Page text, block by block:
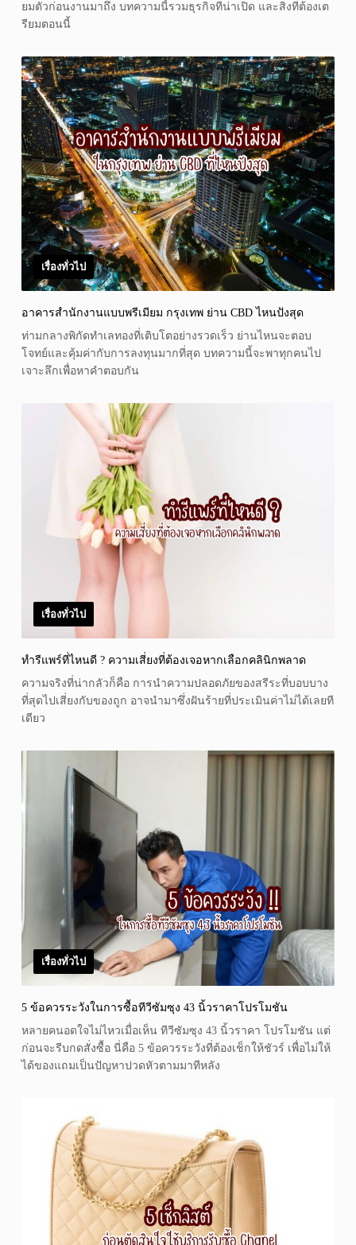
ยมตัวก่อนงานมาถึง บทความนี้รวมธุรกิจที่น่าเปิด และสิ่งที่ต้องเต
รียมตอนนี้
เรื่องทั่วไป
อาคารสำนักงานแบบพรีเมียม กรุงเทพ ย่าน CBD ไหนปังสุด
ท่ามกลางพิกัดทำเลทองที่เติบโตอย่างรวดเร็ว ย่านไหนจะตอบ
โจทย์และคุ้มค่ากับการลงทุนมากที่สุด บทความนี้จะพาทุกคนไป
เจาะลึกเพื่อหาคำตอบกัน
เรื่องทั่วไป
ทำรีแพร์ที่ไหนดี ? ความเสี่ยงที่ต้องเจอหากเลือกคลินิกพลาด
ความจริงที่น่ากลัวก็คือ การนำความปลอดภัยของสรีระที่บอบบาง
ที่สุดไปเสี่ยงกับของถูก อาจนำมาซึ่งฝันร้ายที่ประเมินค่าไม่ได้เลยที
เดียว
เรื่องทั่วไป
5 ข้อควรระวังในการซื้อทีวีซัมซุง 43 นิ้วราคาโปรโมชัน
หลายคนอดใจไม่ไหวเมื่อเห็น ทีวีซัมซุง 43 นิ้วราคา โปรโมชัน แต่
ก่อนจะรีบกดสั่งซื้อ นี่คือ 5 ข้อควรระวังที่ต้องเช็กให้ชัวร์ เพื่อไม่ให้
ได้ของแถมเป็นปัญหาปวดหัวตามมาทีหลัง